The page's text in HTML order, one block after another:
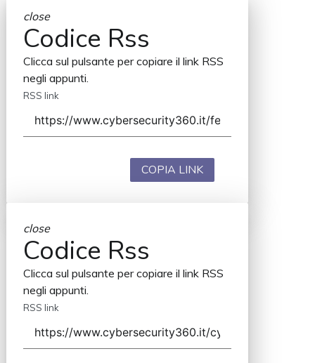
close
Codice Rss
Clicca sul pulsante per copiare il link RSS
negli appunti.
RSS link
COPIA LINK
close
Codice Rss
Clicca sul pulsante per copiare il link RSS
negli appunti.
RSS link